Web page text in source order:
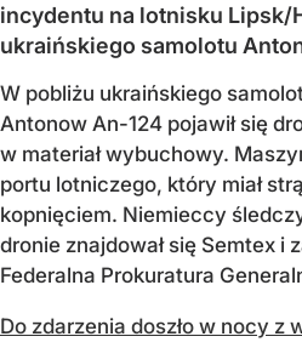
incydentu na lotnisku Lipsk/
ukraińskiego samolotu
W pobliżu ukraińskiego
Antonow An-124 pojawił się
w materiał wybuchowy.
portu lotniczego, który miał
kopnięciem. Niemieccy
dronie znajdował się Semtex i
Federalna Prokuratura
Do zdarzenia doszło w nocy z